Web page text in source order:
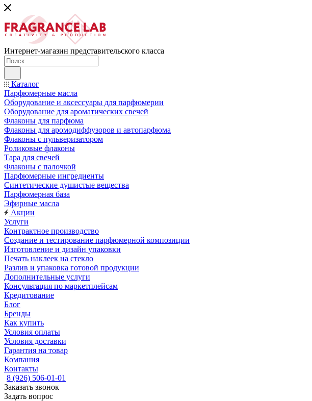
Интернет-магазин представительского класса
Каталог
Парфюмерные масла
Оборудование и аксессуары для парфюмерии
Оборудование для ароматических свечей
Флаконы для парфюма
Флаконы для аромодиффузоров и автопарфюма
Флаконы с пульверизатором
Роликовые флаконы
Тара для свечей
Флаконы с палочкой
Парфюмерные ингредиенты
Синтетические душистые вещества
Парфюмерная база
Эфирные масла
Акции
Услуги
Контрактное производство
Создание и тестирование парфюмерной композиции
Изготовление и дизайн упаковки
Печать наклеек на стекло
Разлив и упаковка готовой продукции
Дополнительные услуги
Консультация по маркетплейсам
Кредитование
Блог
Бренды
Как купить
Условия оплаты
Условия доставки
Гарантия на товар
Компания
Контакты
8 (926) 506-01-01
Заказать звонок
Задать вопрос